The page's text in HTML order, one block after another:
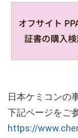
日本ケミコンの
下記ページをご
https://